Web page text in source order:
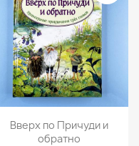
Просмотр
Вверх по Причуди и
обратно